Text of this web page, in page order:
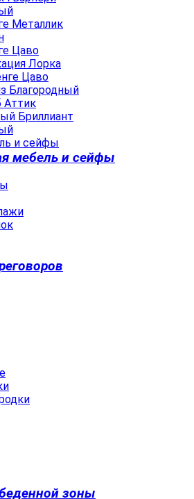
Металлик
Цаво
Лорка
Цаво
Благородный
Аттик
Бриллиант
и сейфы
мебель и сейфы
зоны